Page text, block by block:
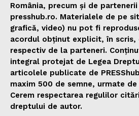
România, precum și de
presshub.ro. Materialele de pe
grafică, video) nu pot fi
acordul obținut explicit, în scris,
respectiv de la parteneri.
integral protejat de Legea
articolele publicate de
maxim 500 de semne, urmate
Cerem respectarea regulilor
dreptului de autor.